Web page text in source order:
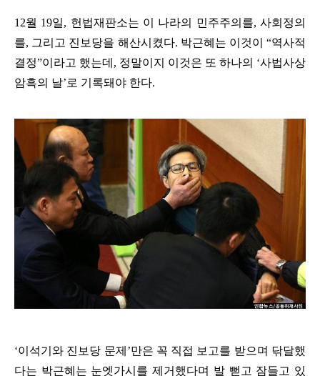
12월 19일, 헌법재판소는 이 나라의 민주주의를,사회정의
를, 그리고 진보당을 해산시켰다. 박근혜는 이것이“역사적
결정”이라고 했는데 , 정말이지 이것은 또 하나의 ‘사법사상
암흑의 날’로 기록돼야 한다.
‘이석기와 진보당 문제 ’만은 꼭 직접 보고를 받으며 닦달했
다는 박근혜는 눈엣가시를 제거했다며 발 뻗고 잠들고 있